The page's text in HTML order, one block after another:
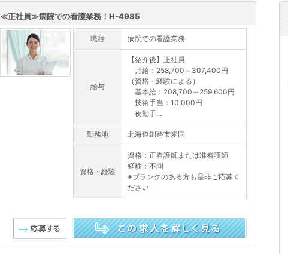
≪正社員≫病院での看護業務！H-4985
職種 病院での看護業務
給与
【紹介後】正社員
月給：258,700～307,400円
（資格・経験による）
基本給：208,700～259,600円
技術手当：10,000円
夜勤手...
勤務地 北海道釧路市愛国
資格・経験
資格：正看護師または准看護師
経験：不問
※ブランクのある方も是非ご応募く
ださい